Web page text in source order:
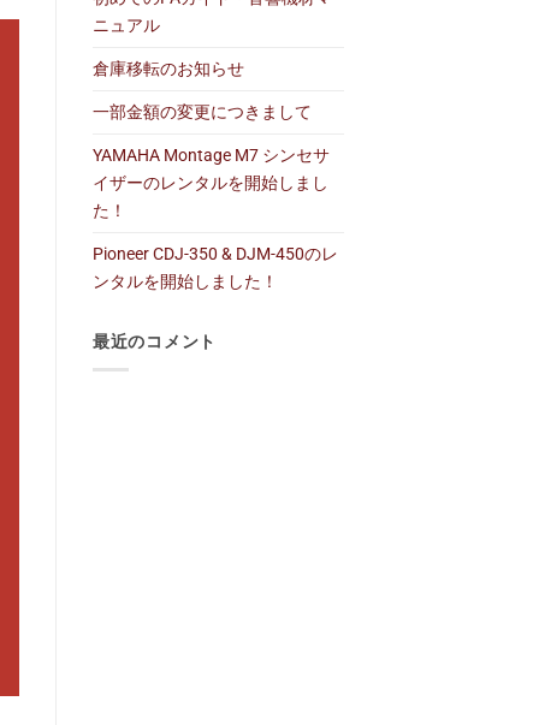
ニュアル
倉庫移転のお知らせ
一部金額の変更につきまして
YAMAHA Montage M7 シンセサ
イザーのレンタルを開始しまし
た！
Pioneer CDJ-350 & DJM-450のレ
ンタルを開始しました！
最近のコメント